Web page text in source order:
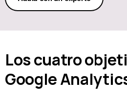
Los cuatro
Google